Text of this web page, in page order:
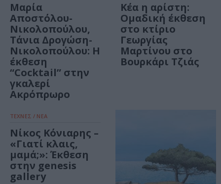
Μαρία
Αποστόλου-
Νικολοπούλου,
Τάνια Δρογώση-
Νικολοπούλου: Η
έκθεση
“Cocktail” στην
γκαλερί
Ακρόπρωρο
Κέα η αρίστη:
Ομαδική έκθεση
στο κτίριο
Γεωργίας
Μαρτίνου στο
Βουρκάρι Τζιάς
ΤΕΧΝΕΣ / ΝΕΑ
Νίκος Κόνιαρης –
«Γιατί κλαις,
μαμά;»: Έκθεση
στην genesis
gallery